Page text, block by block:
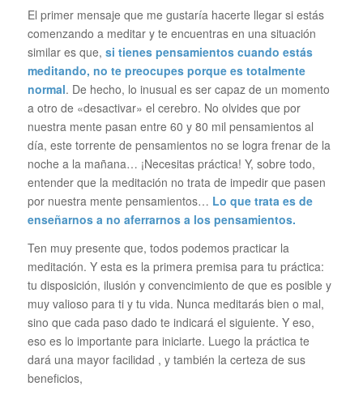
El primer mensaje que me gustaría hacerte llegar si estás
comenzando a meditar y te encuentras en una situación
similar es que, si tienes pensamientos cuando estás
meditando, no te preocupes porque es totalmente
normal. De hecho, lo inusual es ser capaz de un momento
a otro de «desactivar» el cerebro. No olvides que por
nuestra mente pasan entre 60 y 80 mil pensamientos al
día, este torrente de pensamientos no se logra frenar de la
noche a la mañana… ¡Necesitas práctica! Y, sobre todo,
entender que la meditación no trata de impedir que pasen
por nuestra mente pensamientos… Lo que trata es de
enseñarnos a no aferrarnos a los pensamientos.
Ten muy presente que, todos podemos practicar la
meditación. Y esta es la primera premisa para tu práctica:
tu disposición, ilusión y convencimiento de que es posible y
muy valioso para ti y tu vida. Nunca meditarás bien o mal,
sino que cada paso dado te indicará el siguiente. Y eso,
eso es lo importante para iniciarte. Luego la práctica te
dará una mayor facilidad , y también la certeza de sus
beneficios,